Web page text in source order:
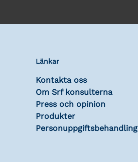
Länkar
Kontakta oss
Om Srf konsulterna
Press och opinion
Produkter
Personuppgiftsbehandling